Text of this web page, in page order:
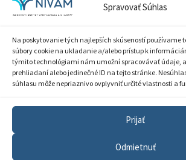
Spravovať Súhlas
Na poskytovanie tých najlepších skúseností používame
súbory cookie na ukladanie a/alebo prístup k
týmito technológiami nám umožní spracovávať údaje,
prehliadaní alebo jedinečné ID na tejto stránke.
súhlasu môže nepriaznivo ovplyvniť určité vlastnosti a
Prijať
Odmietnuť
DIČ: 2020798714
Zásady ochrany súkromia
Sprístupnenie informácií